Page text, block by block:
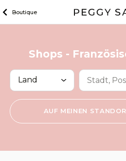
Inhalt
Boutique
Shops -
AUF MEINEN